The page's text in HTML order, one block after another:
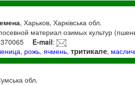
, Харьков, Харківська обл.
материал озимых культур
E-mail:
, рожь,ячмень,тритикале,
обл.